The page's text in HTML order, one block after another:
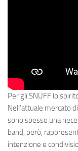
Per gli SNÜFF lo
Nell’attuale mercato
sono spesso una
band, però,
intenzione e